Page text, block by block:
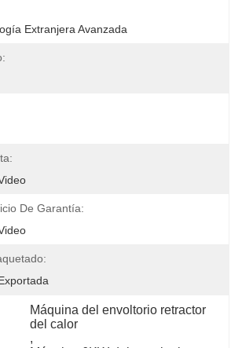
Extranjera Avanzada
De Garantía:
Máquina del envoltorio retractor
del calor
,